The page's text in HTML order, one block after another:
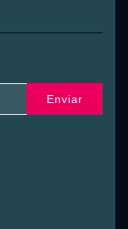
Enviar